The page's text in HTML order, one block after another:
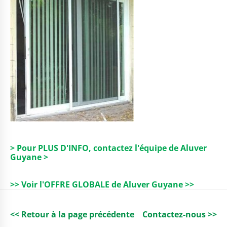
> Pour PLUS D'INFO, contactez l'équipe de Aluver
Guyane >
>> Voir l'OFFRE GLOBALE de Aluver Guyane >>
<< Retour à la page précédente Contactez-nous >>